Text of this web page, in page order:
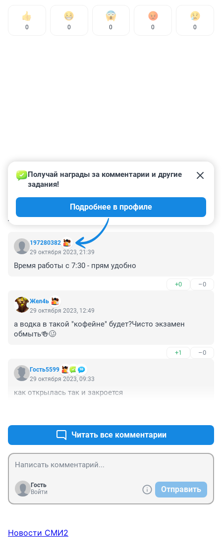
0 0 0 0 0
КОММЕНТАРИИ 19
197280382
Получай награды за комментарии и другие
задания!
Подробнее в профиле
29 октября 2023, 21:39
Время работы с 7:30 - прям удобно
+0 –0
Жел4ь
29 октября 2023, 12:49
а водка в такой "кофейне" будет?Чисто экзамен
обмыть🍻🥴
+1 –0
Гость5599
29 октября 2023, 09:33
как открылась так и закроется
Читать все комментарии
Гость
Войти
Отправить
Новости СМИ2